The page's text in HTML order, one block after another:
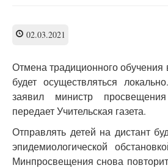
02.03.2021
Отмена традиционного обучения
будет осуществляться
заявил министр
передает Учительская газета.
Отправлять детей на дистант
эпидемиологической
Минпросвещения снова